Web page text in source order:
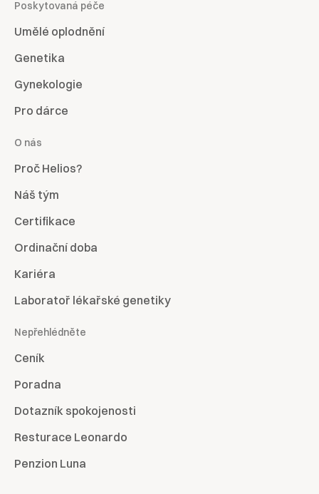
Poskytovaná péče
Umělé oplodnění
Genetika
Gynekologie
Pro dárce
O nás
Proč Helios?
Náš tým
Certifikace
Ordinační doba
Kariéra
Laboratoř lékařské genetiky
Nepřehlédněte
Ceník
Poradna
Dotazník spokojenosti
Resturace Leonardo
Penzion Luna